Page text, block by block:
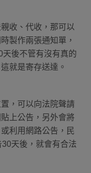
收、代收，那可以
製作兩張通知單，
後不管有沒有真的
就是寄存送達。
，可以向法院聲請
上公告，另外會將
利用網路公告，民
天後，就會有合法